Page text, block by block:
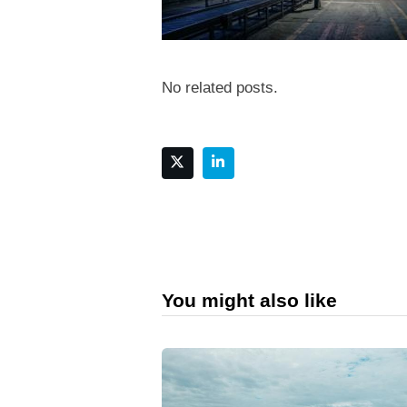
No related posts.
You might also like